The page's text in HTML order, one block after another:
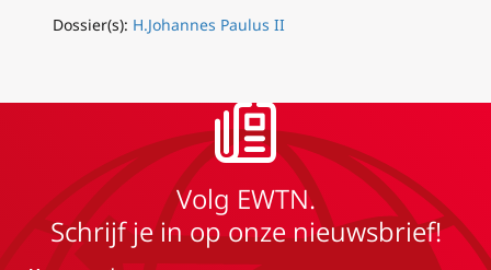
Dossier(s): H.Johannes Paulus II
Volg EWTN.
Schrijf je in op onze nieuwsbrief!